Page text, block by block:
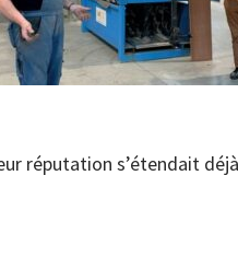
réputation s’étendait déjà